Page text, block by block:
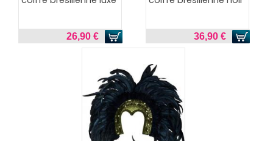
26,90 € 36,90 €